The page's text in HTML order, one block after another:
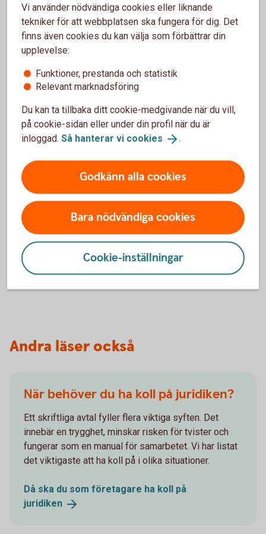
Skatteverket. Det kan upphävas eller ändras när som helst.
Det finns ingen fastställd form för ett äktenskapsförord,
men det är klokt att stämma av med en jurist för att
säkerställa att avtalet ger rätt skydd.
Juristens bästa tips
Skriv ett äktenskapsförord som gäller ditt företag när
Glöm inte att gå igenom ert pensionssparande när ni
gör äktenskapsförordet. Olika former av
pensionssparande påverkas olika vid en skilsmässa.
Finns det fler delägare i bolaget – se till att ni har med
ett krav på äktenskapsförord i ert aktieägaravtal.
Tänk på att äktenskapsförordet kan få konsekvenser
för vad som händer när du eller din maka/make dör.
Se till att ni har följderna klara för er.
Andra läser också
När behöver du ha koll på juridiken?
Ett skriftliga avtal fyller flera viktiga syften. Det
innebär en trygghet, minskar risken för tvister och
fungerar som en manual för samarbetet. Vi har listat
det viktigaste att ha koll på i olika situationer.
Då ska du som företagare ha koll på
juridiken
Vi använder nödvändiga cookies eller liknande
tekniker för att webbplatsen ska fungera för dig. Det
finns även cookies du kan välja som förbättrar din
upplevelse:
Funktioner, prestanda och statistik
Relevant marknadsföring
Du kan ta tillbaka ditt cookie-medgivande när du vill,
på cookie-sidan eller under din profil när du är
inloggad. Så hanterar vi cookies .
Godkänn alla cookies
Bara nödvändiga cookies
Cookie-inställningar